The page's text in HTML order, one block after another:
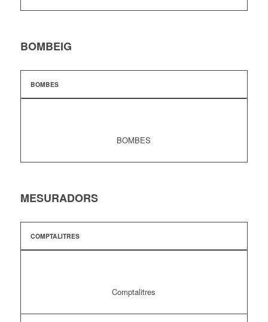
BOMBEIG
BOMBES
BOMBES
MESURADORS
COMPTALITRES
Comptalitres